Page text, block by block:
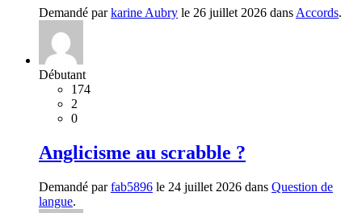
Demandé parkarine Aubry le 26 juillet 2026 dans Accords.
Débutant
174
2
0
Anglicisme au scrabble ?
Demandé parfab5896 le 24 juillet 2026 dans Question de
langue.